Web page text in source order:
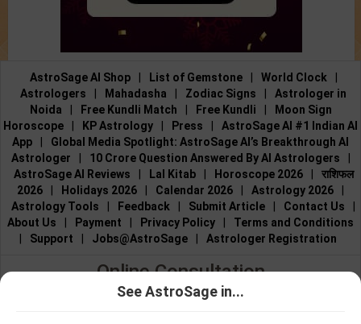
AstroSage AI Shop List of Gemstone World Clock
Astrologers
Mahadasha Zodiac Signs
Astrologer in
Noida
Free Kundli Match Free Kundli
Moon Sign
Horoscope
KP Astrology Press
AstroSage AI #1 Indian AI
App
Global Media Spotlight: AstroSage AI’s Breakthrough AI
Astrologer
10 Crore Question Answered By AI Astrologers
AstroSage AI Reviews
Lal Kitab Horoscope 2026
राशिफल
2026
Holidays 2026 Calendar 2026 Astrology 2026
Astrology Tools
Feedback Submit Article Contact Us
About Us
Payment Privacy Policy
Terms and Conditions
Support Jobs@AstroSage Astrologer Registration
Online Consultation
Talk to Astrologers|Chat with Astrologer
See AstroSage in...